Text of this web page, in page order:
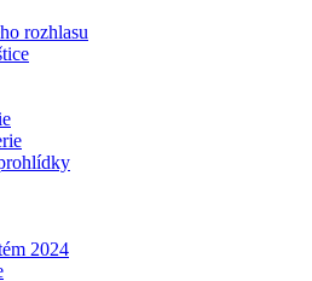
rozhlasu
2024